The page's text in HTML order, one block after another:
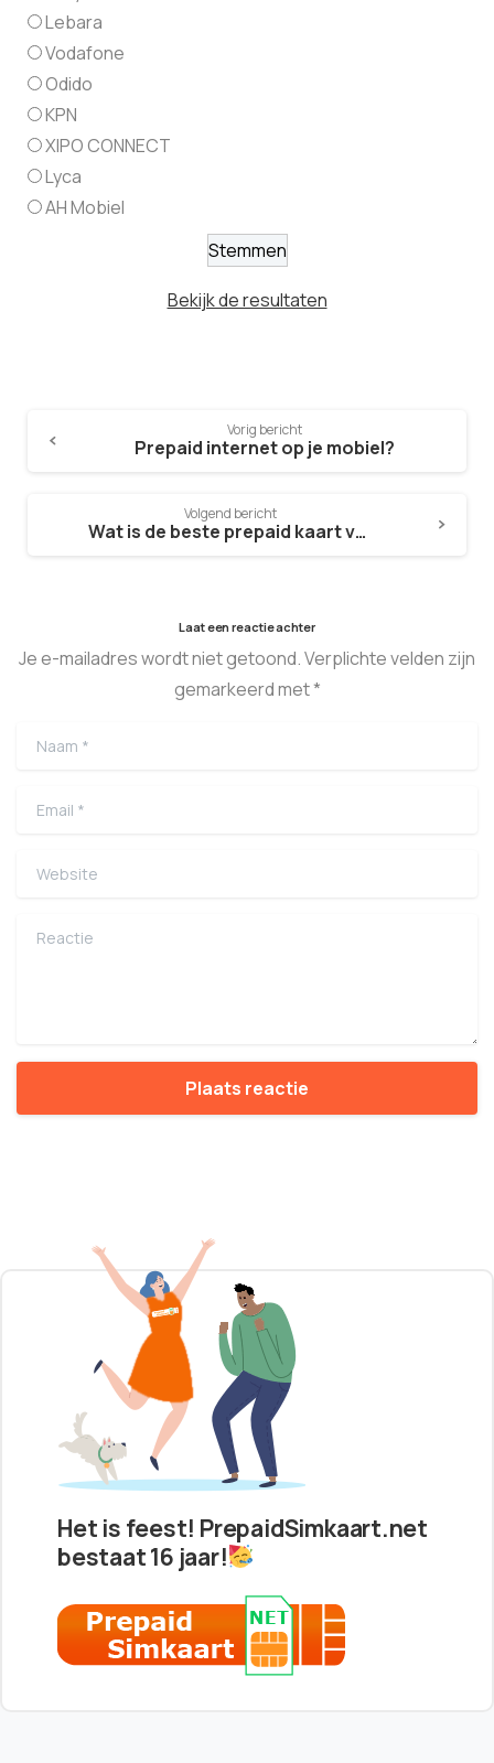
Lebara
Vodafone
Odido
KPN
XIPO CONNECT
Lyca
AH Mobiel
Bekijk de resultaten
Vorig bericht
Prepaid internet op je mobiel?
Volgend bericht
Wat is de beste prepaid kaart voor internet?
Laat een reactie achter
Je e-mailadres wordt niet getoond. Verplichte velden zijn
gemarkeerd met *
Naam
Email
Website
Reactie
Het is feest! PrepaidSimkaart.net
bestaat 16 jaar!